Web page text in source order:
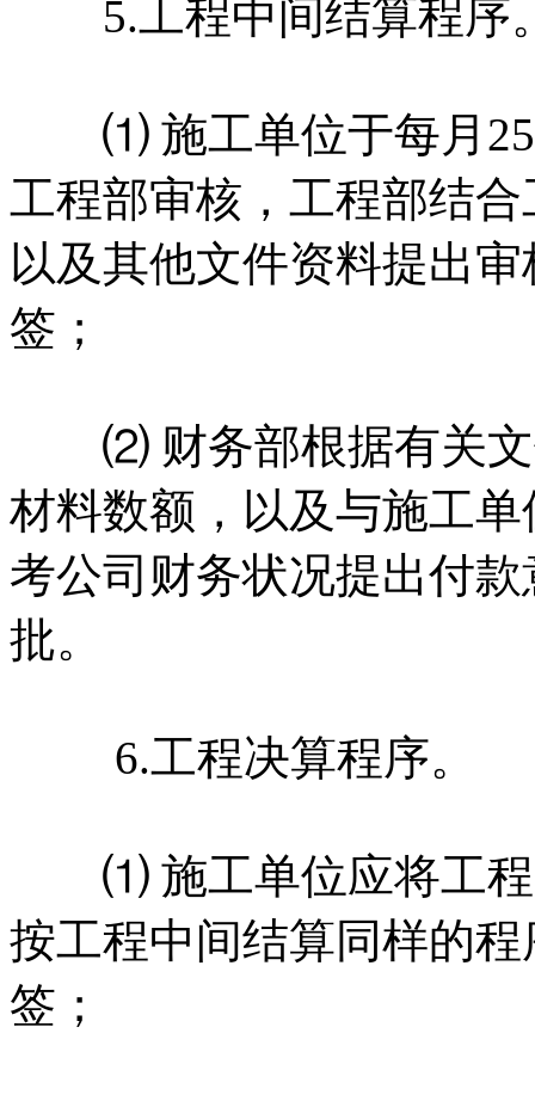
5.工程中间结算程序
⑴ 施工单位于每月25
工程部审核，工程部结
以及其他文件资料提出
签；
⑵ 财务部根据有关文
材料数额，以及与施工
考公司财务状况提出付
批。
6.工程决算程序。
⑴ 施工单位应将工程
按工程中间结算同样的
签；